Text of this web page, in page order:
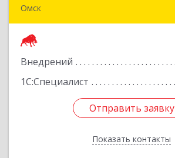
Омск
Внедрений
1С:Специалист
Отправить заявку
Показать контакты
Отправить заявку
Назад